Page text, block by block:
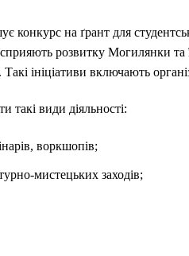
на ґрант для
розвитку Могилянки та
Такі ініціативи включають
такі види діяльності:
воркшопів;
мистецьких заходів;